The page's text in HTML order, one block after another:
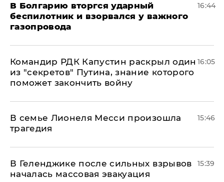
В Болгарию вторгся ударный
беспилотник и взорвался у важного
газопровода
16:44
Командир РДК Капустин раскрыл один
из "секретов" Путина, знание которого
поможет закончить войну
16:05
В семье Лионеля Месси произошла
трагедия
15:46
В Геленджике после сильных взрывов
началась массовая эвакуация
15:39